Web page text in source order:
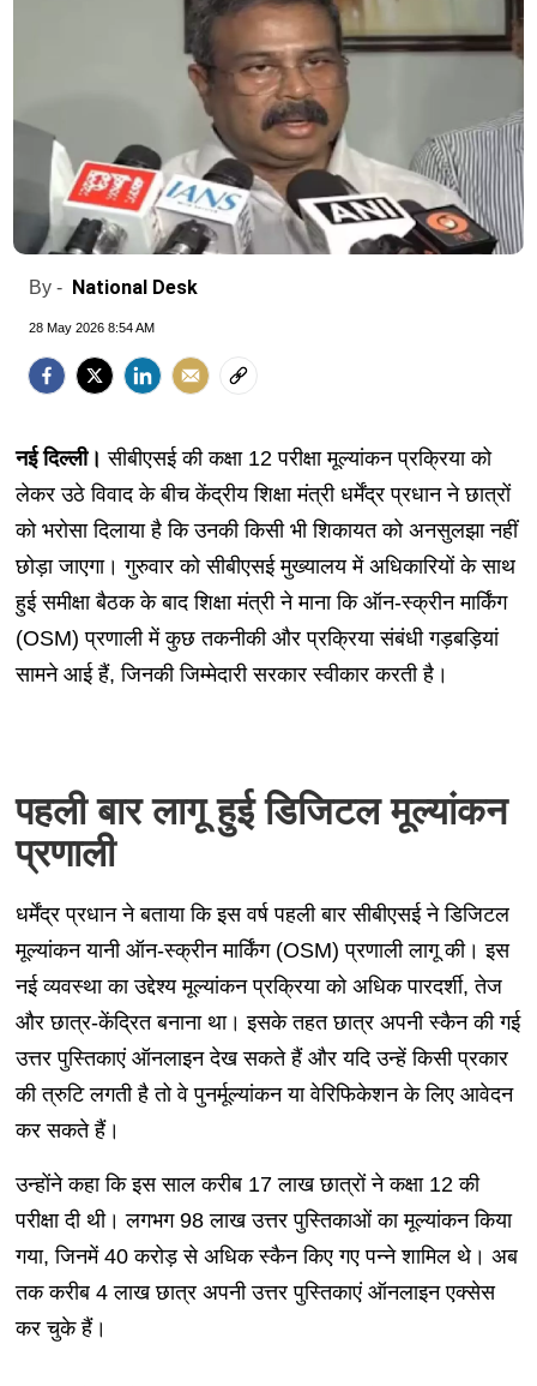
By - National Desk
28 May 2026 8:54 AM
नई दिल्ली। सीबीएसई की कक्षा 12 परीक्षा मूल्यांकन प्रक्रिया को
लेकर उठे विवाद के बीच केंद्रीय शिक्षा मंत्री धर्मेंद्र प्रधान ने छात्रों
को भरोसा दिलाया है कि उनकी किसी भी शिकायत को अनसुलझा नहीं
छोड़ा जाएगा। गुरुवार को सीबीएसई मुख्यालय में अधिकारियों के साथ
हुई समीक्षा बैठक के बाद शिक्षा मंत्री ने माना कि ऑन-स्क्रीन मार्किंग
(OSM) प्रणाली में कुछ तकनीकी और प्रक्रिया संबंधी गड़बड़ियां
सामने आई हैं, जिनकी जिम्मेदारी सरकार स्वीकार करती है।
पहली बार लागू हुई डिजिटल मूल्यांकन
प्रणाली
धर्मेंद्र प्रधान ने बताया कि इस वर्ष पहली बार सीबीएसई ने डिजिटल
मूल्यांकन यानी ऑन-स्क्रीन मार्किंग (OSM) प्रणाली लागू की। इस
नई व्यवस्था का उद्देश्य मूल्यांकन प्रक्रिया को अधिक पारदर्शी, तेज
और छात्र-केंद्रित बनाना था। इसके तहत छात्र अपनी स्कैन की गई
उत्तर पुस्तिकाएं ऑनलाइन देख सकते हैं और यदि उन्हें किसी प्रकार
की त्रुटि लगती है तो वे पुनर्मूल्यांकन या वेरिफिकेशन के लिए आवेदन
कर सकते हैं।
उन्होंने कहा कि इस साल करीब 17 लाख छात्रों ने कक्षा 12 की
परीक्षा दी थी। लगभग 98 लाख उत्तर पुस्तिकाओं का मूल्यांकन किया
गया, जिनमें 40 करोड़ से अधिक स्कैन किए गए पन्ने शामिल थे। अब
तक करीब 4 लाख छात्र अपनी उत्तर पुस्तिकाएं ऑनलाइन एक्सेस
कर चुके हैं।